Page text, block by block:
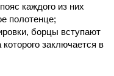
каждого из них
полотенце;
борцы вступают
заключается в